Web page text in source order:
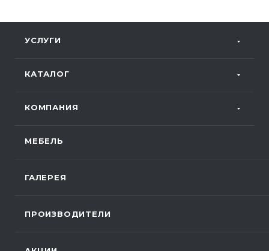
УСЛУГИ
КАТАЛОГ
КОМПАНИЯ
МЕБЕЛЬ
ГАЛЕРЕЯ
ПРОИЗВОДИТЕЛИ